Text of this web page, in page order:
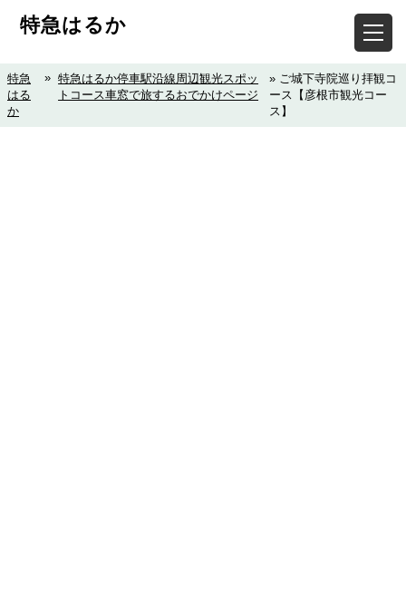
特急はるか
特急
はる
か
» 特急はるか停車駅沿線周辺観光スポッ
トコース車窓で旅するおでかけページ
» ご城下寺院巡り拝観コ
ース【彦根市観光コー
ス】